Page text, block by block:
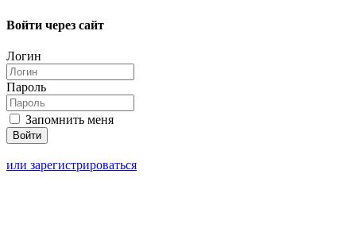
Войти через сайт
Логин
Пароль
Запомнить меня
или зарегистрироваться